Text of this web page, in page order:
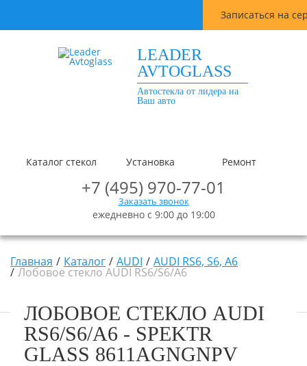
Записаться на
LEADER
AVTOGLASS
Автостекла от лидера на
Ваш авто
Каталог стекол Установка Ремонт
+7 (495) 970-77-01
Заказать звонок
ежедневно с 9:00 до 19:00
Главная Каталог AUDI AUDI RS6, S6, A6
Лобовое стекло AUDI RS6/S6/A6
ЛОБОВОЕ СТЕКЛО AUDI
RS6/S6/A6 - SPEKTR
GLASS 8611AGNGNPV